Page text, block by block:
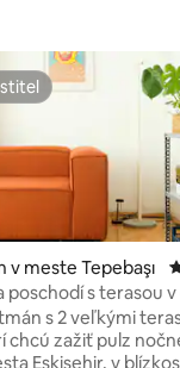
v meste Tepebaşı
poschodí s terasou
s 2 veľkými
chcú zažiť pulz
Eskişehir, v